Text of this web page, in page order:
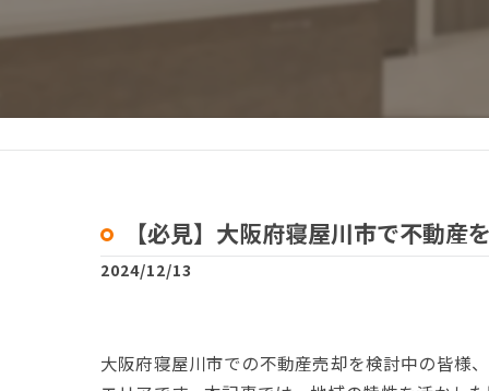
【必見】大阪府寝屋川市で不動
2024/12/13
大阪府寝屋川市での不動産売却を検討中の皆様